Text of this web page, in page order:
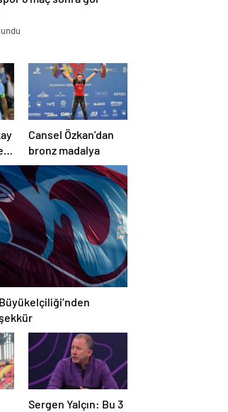
Cansel Özkan’dan
bronz madalya
Sergen Yalçın: Bu 3